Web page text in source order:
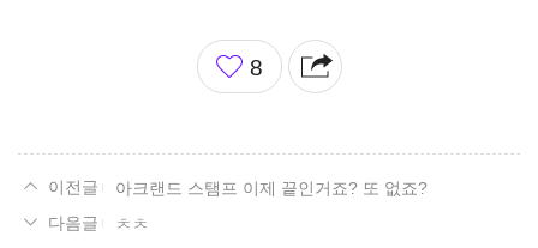
좋
아
8
아크랜드 스탬프 이제 끝인거죠? 또 없죠?
ㅊㅊ